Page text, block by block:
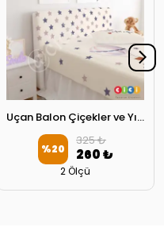
Uçan Balon Çiçekler ve Yıldızlar Başlık Kılıfı
%20
325 ₺
260 ₺
2 Ölçü